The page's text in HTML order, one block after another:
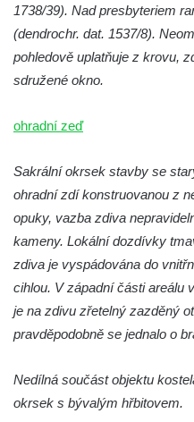
Kostel svatého Mikuláše v
Kaple Matky Boží v
Mikulášovicích
Kostel svatého Václava ve
Klášterní kostel svatého
Zákupech
Kaple svatého Josefa u
Kostel svatých Fabiána a
Zákupech
1738/39). Nad presbyteriem
(dendrochr. dat. 1537/8).
pohledově uplatňuje z krovu,
sdružené okno.
ohradní zeď
Sakrální okrsek stavby se
ohradní zdí konstruovanou z
opuky, vazba zdiva
kameny. Lokální dozdívky
zdiva je vyspádována do
cihlou. V západní části areálu
je na zdivu zřetelný zazděný
pravděpodobně se jednalo o
Nedílná součást objektu
okrsek s bývalým hřbitovem.